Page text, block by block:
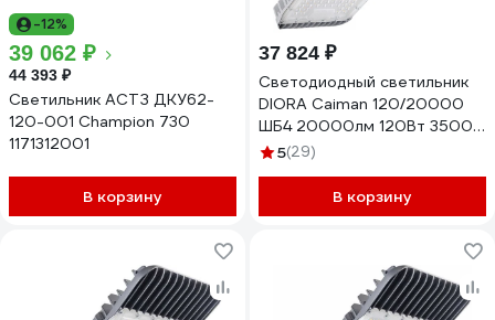
-12%
39 062 ₽
44 393 ₽
Светильник АСТЗ ДКУ62-
120-001 Champion 730
1171312001
В корзину
37 824 ₽
Светодиодный светильник
DIORA Caiman 120/20000
ШБ4 20000лм 120Вт 3500K
IP67 0,95PF 70Ra Кп<1
5(29)
В корзину